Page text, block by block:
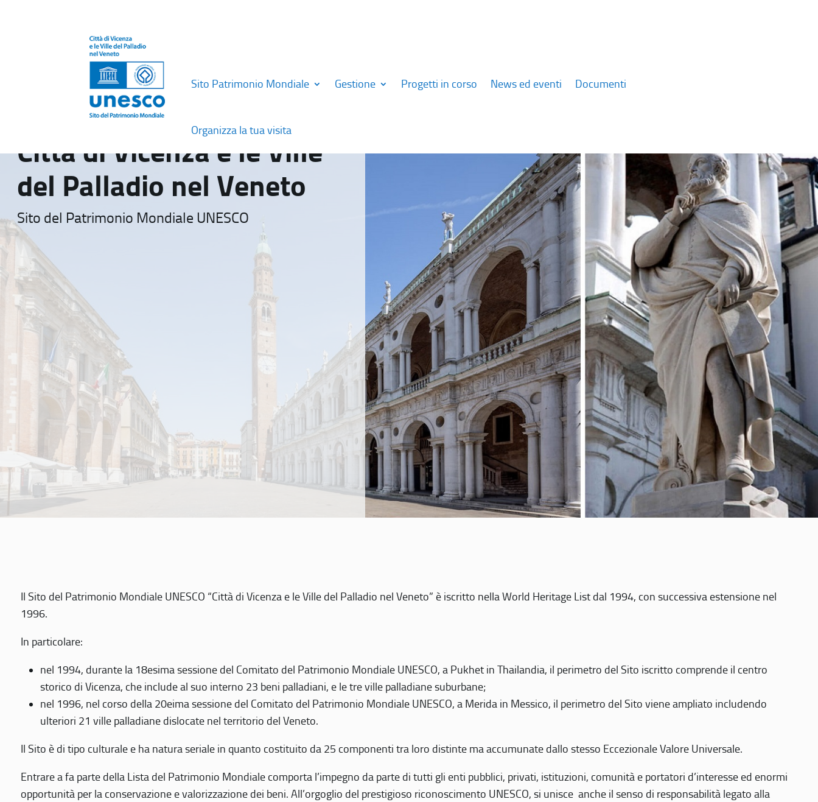
Sito Patrimonio Mondiale Gestione Progetti in corso News ed eventi Documenti
Organizza la tua visita
Città di Vicenza e le Ville
del Palladio nel Veneto
Sito del Patrimonio Mondiale UNESCO
Il Sito del Patrimonio Mondiale UNESCO “Città di Vicenza e le Ville del Palladio nel Veneto” è iscritto nella World Heritage List dal 1994, con successiva estensione nel
1996.
In particolare:
nel 1994, durante la 18esima sessione del Comitato del Patrimonio Mondiale UNESCO, a Pukhet in Thailandia, il perimetro del Sito iscritto comprende il centro
storico di Vicenza, che include al suo interno 23 beni palladiani, e le tre ville palladiane suburbane;
nel 1996, nel corso della 20eima sessione del Comitato del Patrimonio Mondiale UNESCO, a Merida in Messico, il perimetro del Sito viene ampliato includendo
ulteriori 21 ville palladiane dislocate nel territorio del Veneto.
Il Sito è di tipo culturale e ha natura seriale in quanto costituito da 25 componenti tra loro distinte ma accumunate dallo stesso Eccezionale Valore Universale.
Entrare a fa parte della Lista del Patrimonio Mondiale comporta l’impegno da parte di tutti gli enti pubblici, privati, istituzioni, comunità e portatori d’interesse ed enormi
opportunità per la conservazione e valorizzazione dei beni. All’orgoglio del prestigioso riconoscimento UNESCO, si unisce anche il senso di responsabilità legato alla